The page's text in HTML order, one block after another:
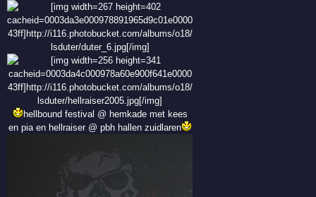
hellbound festival @ hemkade met kees
en pia en hellraiser @ pbh hallen zuidlaren